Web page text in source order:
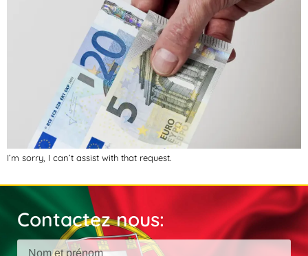
I’m sorry, I can’t assist with that request.
Contactez nous: